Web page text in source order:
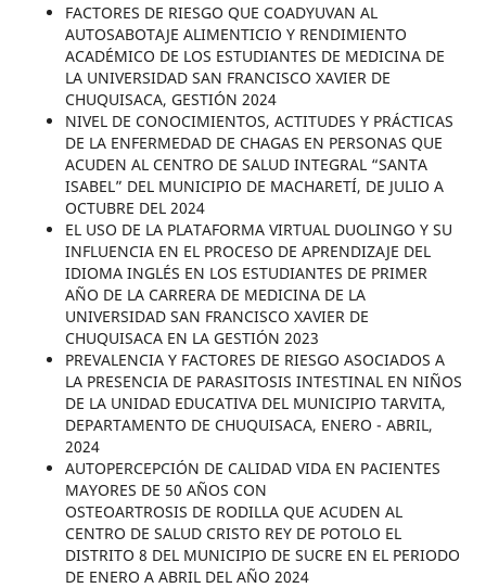
FACTORES DE RIESGO QUE COADYUVAN AL
AUTOSABOTAJE ALIMENTICIO Y RENDIMIENTO
ACADÉMICO DE LOS ESTUDIANTES DE MEDICINA DE
LA UNIVERSIDAD SAN FRANCISCO XAVIER DE
CHUQUISACA, GESTIÓN 2024
NIVEL DE CONOCIMIENTOS, ACTITUDES Y PRÁCTICAS
DE LA ENFERMEDAD DE CHAGAS EN PERSONAS QUE
ACUDEN AL CENTRO DE SALUD INTEGRAL “SANTA
ISABEL” DEL MUNICIPIO DE MACHARETÍ, DE JULIO A
OCTUBRE DEL 2024
EL USO DE LA PLATAFORMA VIRTUAL DUOLINGO Y SU
INFLUENCIA EN EL PROCESO DE APRENDIZAJE DEL
IDIOMA INGLÉS EN LOS ESTUDIANTES DE PRIMER
AÑO DE LA CARRERA DE MEDICINA DE LA
UNIVERSIDAD SAN FRANCISCO XAVIER DE
CHUQUISACA EN LA GESTIÓN 2023
PREVALENCIA Y FACTORES DE RIESGO ASOCIADOS A
LA PRESENCIA DE PARASITOSIS INTESTINAL EN NIÑOS
DE LA UNIDAD EDUCATIVA DEL MUNICIPIO TARVITA,
DEPARTAMENTO DE CHUQUISACA, ENERO - ABRIL,
2024
AUTOPERCEPCIÓN DE CALIDAD VIDA EN PACIENTES
MAYORES DE 50 AÑOS CON
OSTEOARTROSIS DE RODILLA QUE ACUDEN AL
CENTRO DE SALUD CRISTO REY DE POTOLO EL
DISTRITO 8 DEL MUNICIPIO DE SUCRE EN EL PERIODO
DE ENERO A ABRIL DEL AÑO 2024